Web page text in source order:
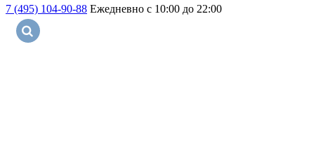
7 (495) 104-90-88 Ежедневно с 10:00 до 22:00